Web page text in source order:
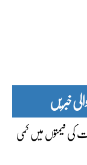
خبریں
قیمتوں میں کمی